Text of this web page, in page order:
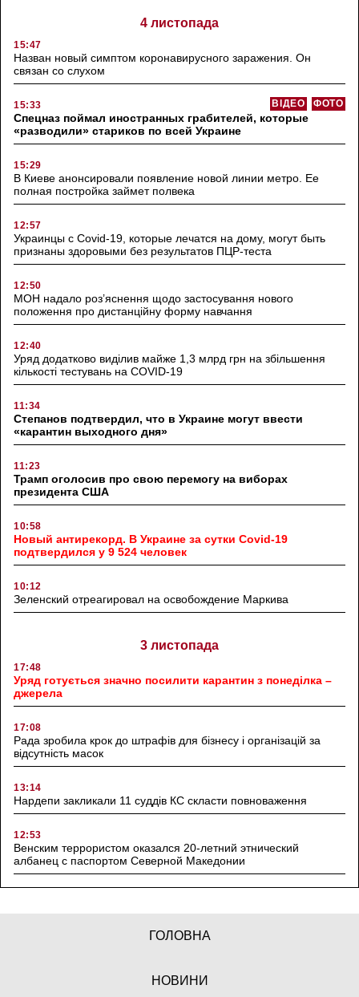
4 листопада
15:47
Назван новый симптом коронавирусного заражения. Он
связан со слухом
15:33 ФОТО
ВІДЕО
Спецназ поймал иностранных грабителей, которые
«разводили» стариков по всей Украине
15:29
В Киеве анонсировали появление новой линии метро. Ее
полная постройка займет полвека
12:57
Украинцы с Covid-19, которые лечатся на дому, могут быть
признаны здоровыми без результатов ПЦР-теста
12:50
МОН надало роз’яснення щодо застосування нового
положення про дистанційну форму навчання
12:40
Уряд додатково виділив майже 1,3 млрд грн на збільшення
кількості тестувань на COVID-19
11:34
Степанов подтвердил, что в Украине могут ввести
«карантин выходного дня»
11:23
Трамп оголосив про свою перемогу на виборах
президента США
10:58
Новый антирекорд. В Украине за сутки Covid-19
подтвердился у 9 524 человек
10:12
Зеленский отреагировал на освобождение Маркива
3 листопада
17:48
Уряд готується значно посилити карантин з понеділка –
джерела
17:08
Рада зробила крок до штрафів для бізнесу і організацій за
відсутність масок
13:14
Нардепи закликали 11 суддів КС скласти повноваження
12:53
Венским террористом оказался 20-летний этнический
албанец с паспортом Северной Македонии
ГОЛОВНА
НОВИНИ